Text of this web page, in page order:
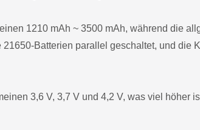
1210 mAh ~ 3500 mAh, während die
Batterien parallel geschaltet, und die
3,6 V, 3,7 V und 4,2 V, was viel höher